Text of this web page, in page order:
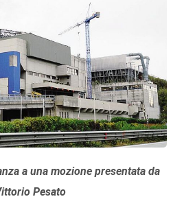
a una mozione presentata da
Pesato